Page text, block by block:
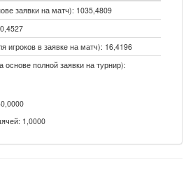
заявки на матч): 1035,4809
игроков в заявке на матч): 16,4196
основе полной заявки на турнир):
1,0000